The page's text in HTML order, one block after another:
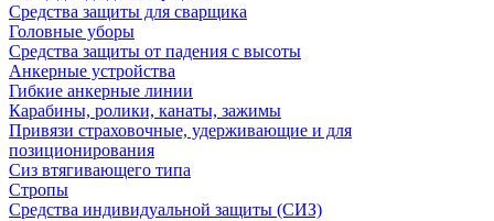
Средства защиты для сварщика
Головные уборы
Средства защиты от падения с высоты
Анкерные устройства
Гибкие анкерные линии
Карабины, ролики, канаты, зажимы
Привязи страховочные, удерживающие и для
позиционирования
Сиз втягивающего типа
Стропы
Средства индивидуальной защиты (СИЗ)